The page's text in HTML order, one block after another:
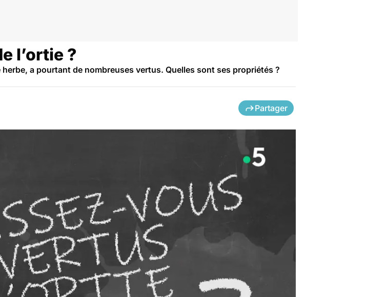
l’ortie ?
a pourtant de nombreuses vertus. Quelles sont ses propriétés ?
Partager